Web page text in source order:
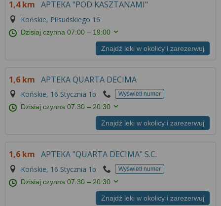
1,4 km APTEKA "POD KASZTANAMI"
Końskie, Piłsudskiego 16
Dzisiaj czynna07:00 – 19:00
Znajdź leki w okolicy i zarezerwuj
1,6 km APTEKA QUARTA DECIMA
Końskie, 16 Stycznia 1b Wyświetl numer
Dzisiaj czynna07:30 – 20:30
Znajdź leki w okolicy i zarezerwuj
1,6 km APTEKA "QUARTA DECIMA" S.C.
Końskie, 16 Stycznia 1b Wyświetl numer
Dzisiaj czynna07:30 – 20:30
Znajdź leki w okolicy i zarezerwuj